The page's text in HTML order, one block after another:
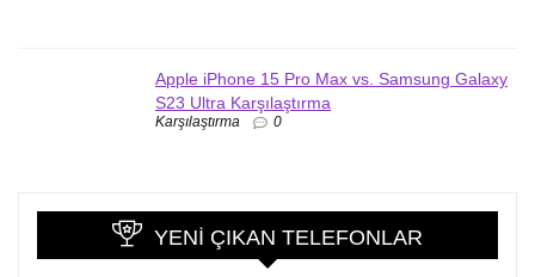
Apple iPhone 15 Pro Max vs. Samsung Galaxy
S23 Ultra Karşılaştırma
Karşılaştırma 0
YENI ÇIKAN TELEFONLAR